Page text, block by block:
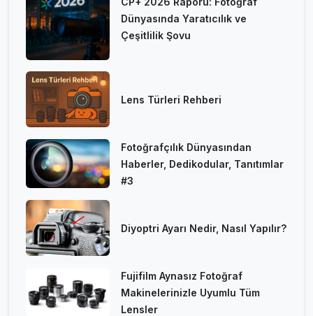
Dünyasında Yaratıcılık ve
Çeşitlilik Şovu
Lens Türleri Rehberi
Fotoğrafçılık Dünyasından
Haberler, Dedikodular, Tanıtımlar
#3
Diyoptri Ayarı Nedir, Nasıl Yapılır?
Fujifilm Aynasız Fotoğraf
Makinelerinizle Uyumlu Tüm
Lensler